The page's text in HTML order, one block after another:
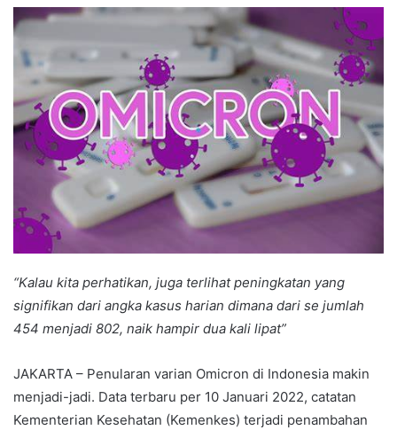
“Kalau kita perhatikan, juga terlihat peningkatan yang
signifikan dari angka kasus harian dimana dari se jumlah
454 menjadi 802, naik hampir dua kali lipat”
JAKARTA – Penularan varian Omicron di Indonesia makin
menjadi-jadi. Data terbaru per 10 Januari 2022, catatan
Kementerian Kesehatan (Kemenkes) terjadi penambahan